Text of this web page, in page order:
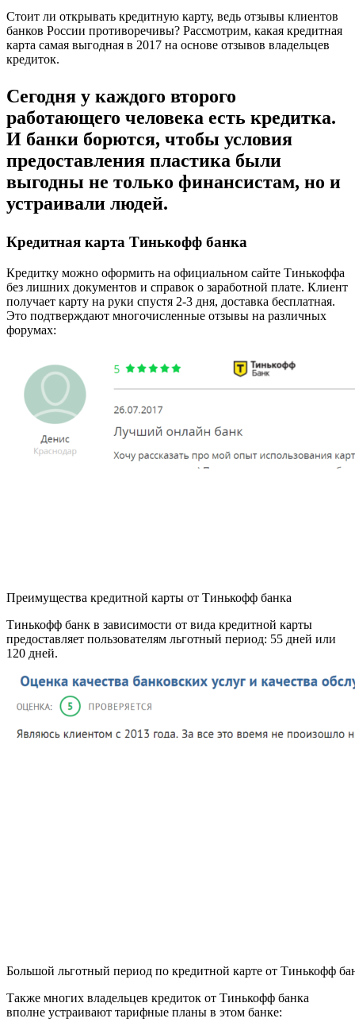
Стоит ли открывать кредитную карту, ведь отзывы клиентов
банков России противоречивы? Рассмотрим, какая кредитная
карта самая выгодная в 2017 на основе отзывов владельцев
кредиток.
Сегодня у каждого второго
работающего человека есть кредитка.
И банки борются, чтобы условия
предоставления пластика были
выгодны не только финансистам, но и
устраивали людей.
Кредитная карта Тинькофф банка
Кредитку можно оформить на официальном сайте Тинькоффа
без лишних документов и справок о заработной плате. Клиент
получает карту на руки спустя 2-3 дня, доставка бесплатная.
Это подтверждают многочисленные отзывы на различных
форумах:
Преимущества кредитной карты от Тинькофф банка
Тинькофф банк в зависимости от вида кредитной карты
предоставляет пользователям льготный период: 55 дней или
120 дней.
Большой льготный период по кредитной карте от Тинькофф
Также многих владельцев кредиток от Тинькофф банка
вполне устраивают тарифные планы в этом банке: